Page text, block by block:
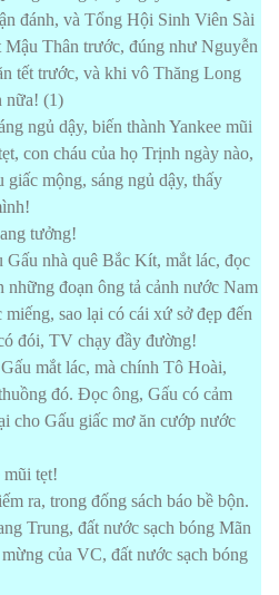
đánh, và Tổng Hội Sinh Viên Sài
Thân trước, đúng như Nguyễn
tết trước, và khi vô Thăng Long
nữa! (1)
ngủ dậy, biến thành Yankee mũi
con cháu của họ Trịnh ngày nào,
mộng, sáng ngủ dậy, thấy
tưởng!
nhà quê Bắc Kít, mắt lác, đọc
đoạn ông tả cảnh nước Nam
sao lại có cái xứ sở đẹp đến
đói, TV chạy đầy đường!
mắt lác, mà chính Tô Hoài,
đó. Đọc ông, Gấu có cảm
cho Gấu giấc mơ ăn cướp nước
mũi tẹt!
ra, trong đống sách báo bề bộn.
Trung, đất nước sạch bóng Mãn
của VC, đất nước sạch bóng